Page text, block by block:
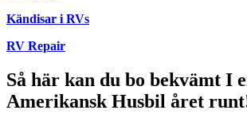
Kändisar i RVs
RV Repair
Så här kan du bo bekvämt I
Amerikansk Husbil året